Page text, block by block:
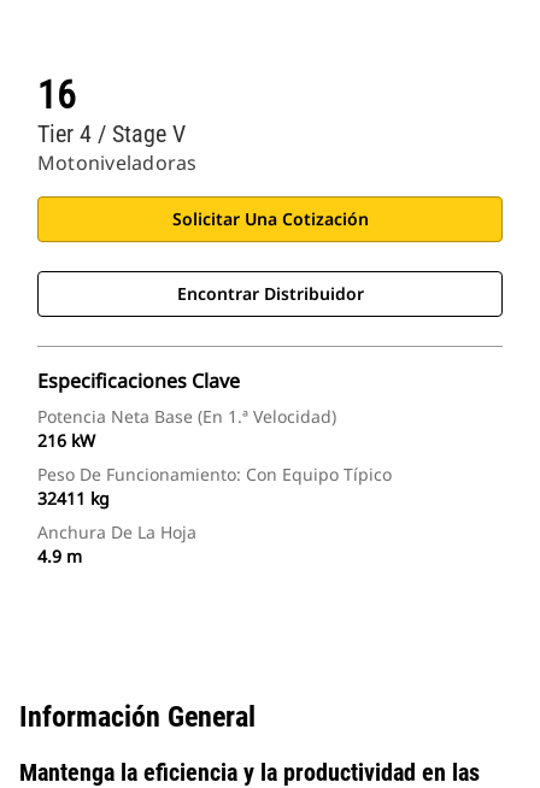
16
Motoniveladoras
Tier 4 / Stage V
Solicitar Una Cotización
Encontrar Distribuidor
Especificaciones Clave
Potencia Neta Base (en 1.ª Velocidad)
216 kW
Peso De Funcionamiento: Con Equipo Típico
32411 kg
Anchura De La Hoja
4.9 m
Información General
Mantenga la eficiencia y la productividad en las